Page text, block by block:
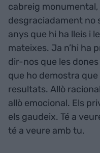
cabreig
desgraciadament no
anys que hi ha lleis i
mateixes. Ja n’hi ha
dir-nos que les
que ho demostra
resultats. Allò
allò emocional. Els
els gaudeix. Té a
té a veure amb tu.